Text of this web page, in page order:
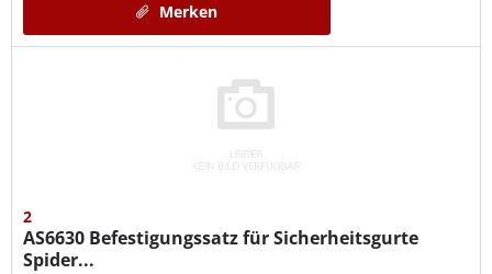
Merken
2
AS6630 Befestigungssatz für Sicherheitsgurte
Spider...